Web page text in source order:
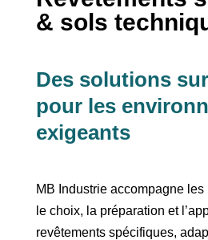
& sols
Des solutions
pour les
exigeants
MB Industrie accompagne
le choix, la préparation et
revêtements spécifiques,